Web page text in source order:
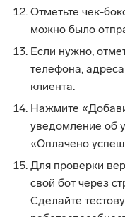
Отметьте чек-
можно было
Если нужно,
телефона,
клиента.
Нажмите
уведомление об
«Оплачено
Для проверки
свой бот через
Сделайте